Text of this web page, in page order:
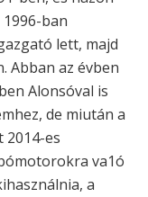
ban
lett, majd
Abban az évben
Alonsóval is
de miután a
es
va1ó
a